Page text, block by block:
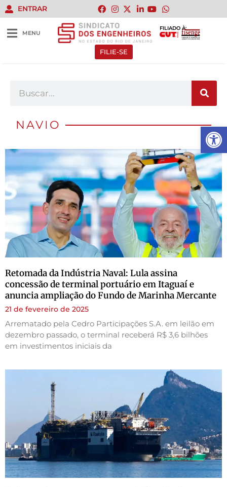
Abrir
ENTRAR
MENU
FILIADO À:
FILIE-SE
NAVIO
Retomada da Indústria Naval: Lula assina
concessão de terminal portuário em Itaguaí e
anuncia ampliação do Fundo de Marinha Mercante
21 de fevereiro de 2025
Arrematado pela Cedro Participações S.A. em leilão em
dezembro passado, o terminal receberá R$ 3,6 bilhões
em investimentos iniciais da